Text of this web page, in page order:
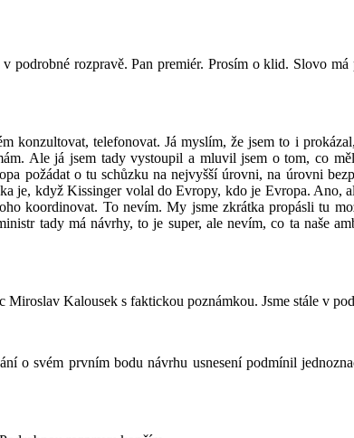
podrobné rozpravě. Pan premiér. Prosím o klid. Slovo
konzultovat, telefonovat. Já myslím, že jsem to i
Ale já jsem tady vystoupil a mluvil jsem o tom, co
požádat o tu schůzku na nejvyšší úrovni, na úrovni
je, když Kissinger volal do Evropy, kdo je Evropa. Ano,
koordinovat. To nevím. My jsme zkrátka propásli tu
tady má návrhy, to je super, ale nevím, co ta naše
Kalousek s faktickou poznámkou. Jsme stále v
o svém prvním bodu návrhu usnesení podmínil